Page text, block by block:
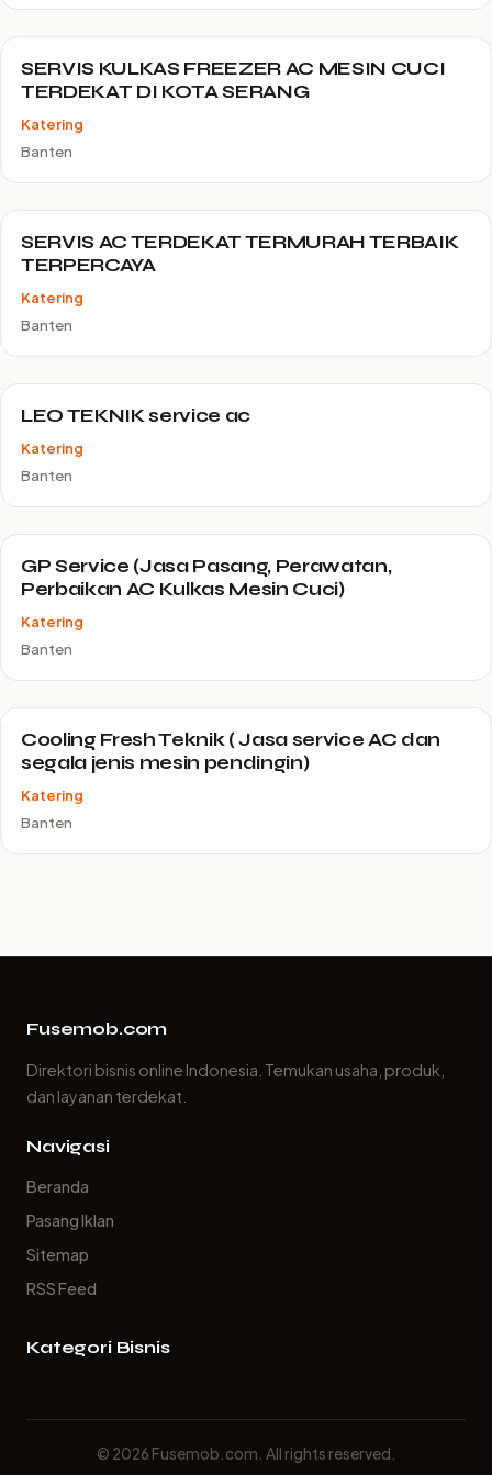
SERVIS KULKAS FREEZER AC MESIN CUCI
TERDEKAT DI KOTA SERANG
Katering
Banten
SERVIS AC TERDEKAT TERMURAH TERBAIK
TERPERCAYA
Katering
Banten
LEO TEKNIK service ac
Katering
Banten
GP Service (Jasa Pasang, Perawatan,
Perbaikan AC Kulkas Mesin Cuci)
Katering
Banten
Cooling Fresh Teknik ( Jasa service AC dan
segala jenis mesin pendingin)
Katering
Banten
Fusemob.com
Direktori bisnis online Indonesia. Temukan usaha, produk,
dan layanan terdekat.
Navigasi
Beranda
Pasang Iklan
Sitemap
RSS Feed
Kategori Bisnis
© 2026 Fusemob.com. All rights reserved.